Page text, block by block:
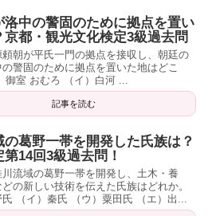
洛中の警固のために拠点を置い
京都・観光文化検定3級過去問
頼朝が平氏一門の拠点を接収し、朝廷の
警固のために拠点を置いた地はどこ
御室 おむろ （イ）白河 ...
記事を読む
の葛野一帯を開発した氏族は？
14回3級過去問！
川流域の葛野一帯を開発し、土木・養
の新しい技術を伝えた氏族はどれか。
氏 （イ）秦氏 （ウ）粟田氏 （エ）出...